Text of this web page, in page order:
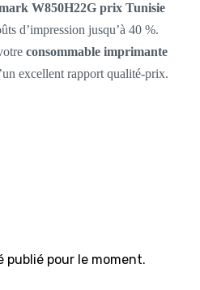
W850H22G prix Tunisie
d’impression jusqu’à 40 %.
consommable imprimante
excellent rapport qualité-prix.
publié pour le moment.